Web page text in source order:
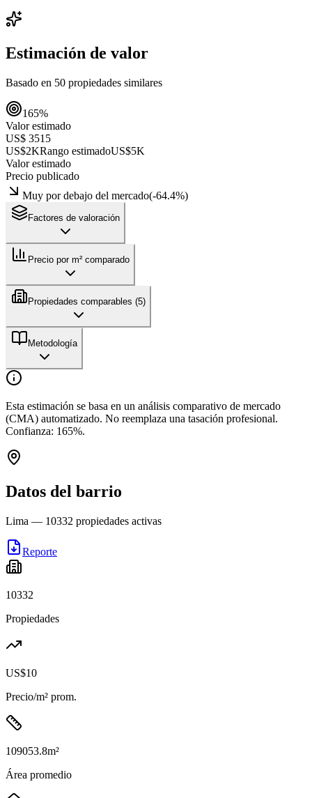
Estimación de valor
Basado en 50 propiedades similares
165%
Valor estimado
US$ 3515
US$2KRango estimadoUS$5K
Valor estimado
Precio publicado
Muy por debajo del mercado(-64.4%)
Factores de valoración
Precio por m² comparado
Propiedades comparables (5)
Metodología
Esta estimación se basa en un análisis comparativo de mercado
(CMA) automatizado. No reemplaza una tasación profesional.
Confianza: 165%.
Datos del barrio
Lima — 10332 propiedades activas
Reporte
10332
Propiedades
US$10
Precio/m² prom.
109053.8m²
Área promedio